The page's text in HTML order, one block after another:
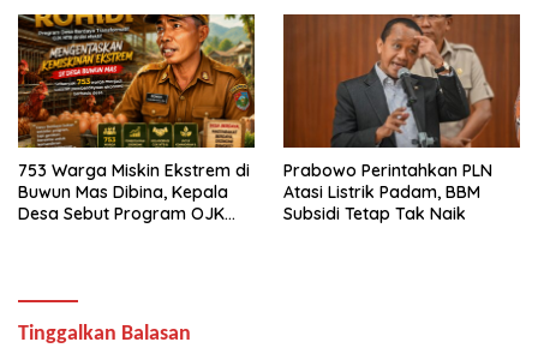
753 Warga Miskin Ekstrem di
Buwun Mas Dibina, Kepala
Desa Sebut Program OJK
Prabowo Perintahkan PLN
Atasi Listrik Padam, BBM
Subsidi Tetap Tak Naik
Tinggalkan Balasan